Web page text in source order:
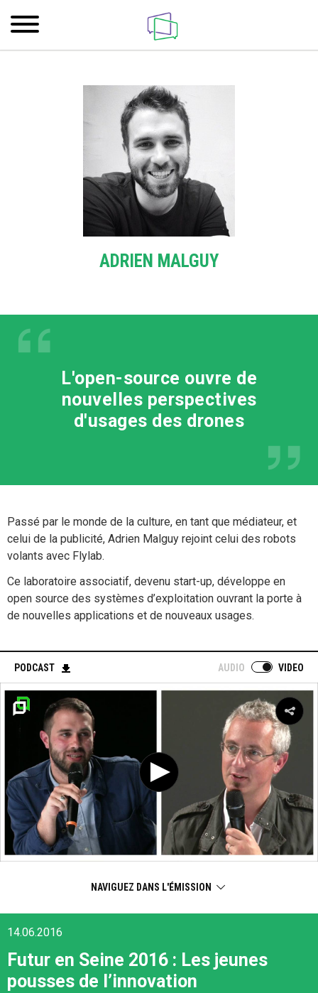
ADRIEN MALGUY
L'open-source ouvre de
nouvelles perspectives
d'usages des drones
Passé par le monde de la culture, en tant que médiateur, et
celui de la publicité, Adrien Malguy rejoint celui des robots
volants avec Flylab.
Ce laboratoire associatif, devenu start-up, développe en
open source des systèmes d’exploitation ouvrant la porte à
de nouvelles applications et de nouveaux usages.
PODCAST AUDIO VIDEO
NAVIGUEZ DANS L'ÉMISSION
14.06.2016
Futur en Seine 2016 : Les jeunes
pousses de l’innovation